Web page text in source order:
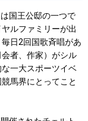
国王公邸の一つで
ルファミリーが出
日2回国歌斉唱があ
者、作家）がシル
一大スポーツイベ
馬界にとってこと